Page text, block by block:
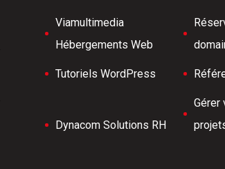
Viamultimedia
Hébergements Web
Tutoriels WordPress
Dynacom Solutions RH
Gérer